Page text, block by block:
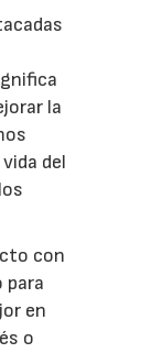
la
del
con
para
en
o